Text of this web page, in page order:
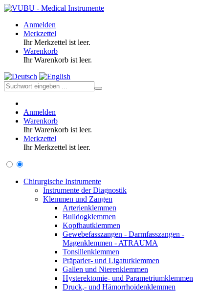
Anmelden
Merkzettel
Ihr Merkzettel ist leer.
Warenkorb
Ihr Warenkorb ist leer.
Anmelden
Warenkorb
Ihr Warenkorb ist leer.
Merkzettel
Ihr Merkzettel ist leer.
Chirurgische Instrumente
Instrumente der Diagnostik
Klemmen und Zangen
Arterienklemmen
Bulldogklemmen
Kopfhautklemmen
Gewebefasszangen - Darmfasszangen -
Magenklemmen - ATRAUMA
Tonsillenklemmen
Präparier- und Ligaturklemmen
Gallen und Nierenklemmen
Hysterektomie- und Parametriumklemmen
Druck,- und Hämorrhoidenklemmen